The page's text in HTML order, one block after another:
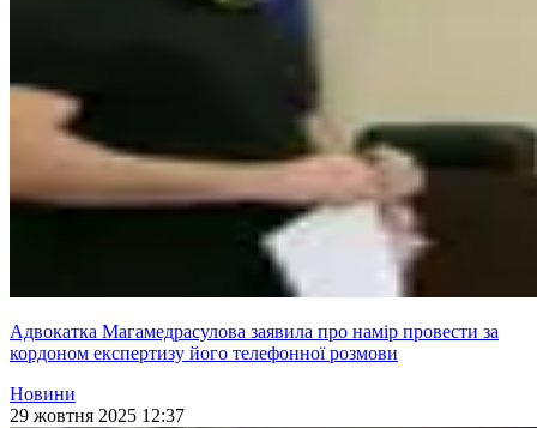
Адвокатка Магамедрасулова заявила про намір провести за
кордоном експертизу його телефонної розмови
Новини
29 жовтня 2025 12:37